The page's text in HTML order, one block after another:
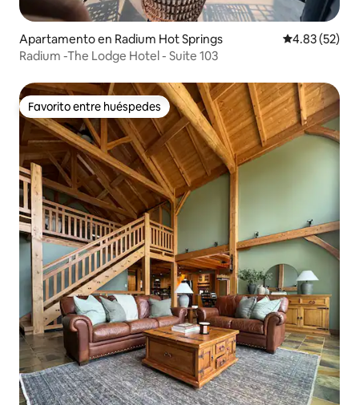
Apartamento en Radium Hot Springs Calificación
4.83 (52)
Radium -The Lodge Hotel - Suite 103
Favorito entre huéspedes
Favorito entre huéspedes